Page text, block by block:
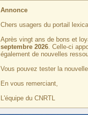
Annonce
Chers usagers du portail
Après vingt ans de bons et
septembre 2026. Celle-ci
également de nouvelles
Vous pouvez tester la
En vous remerciant,
L'équipe du CNRTL